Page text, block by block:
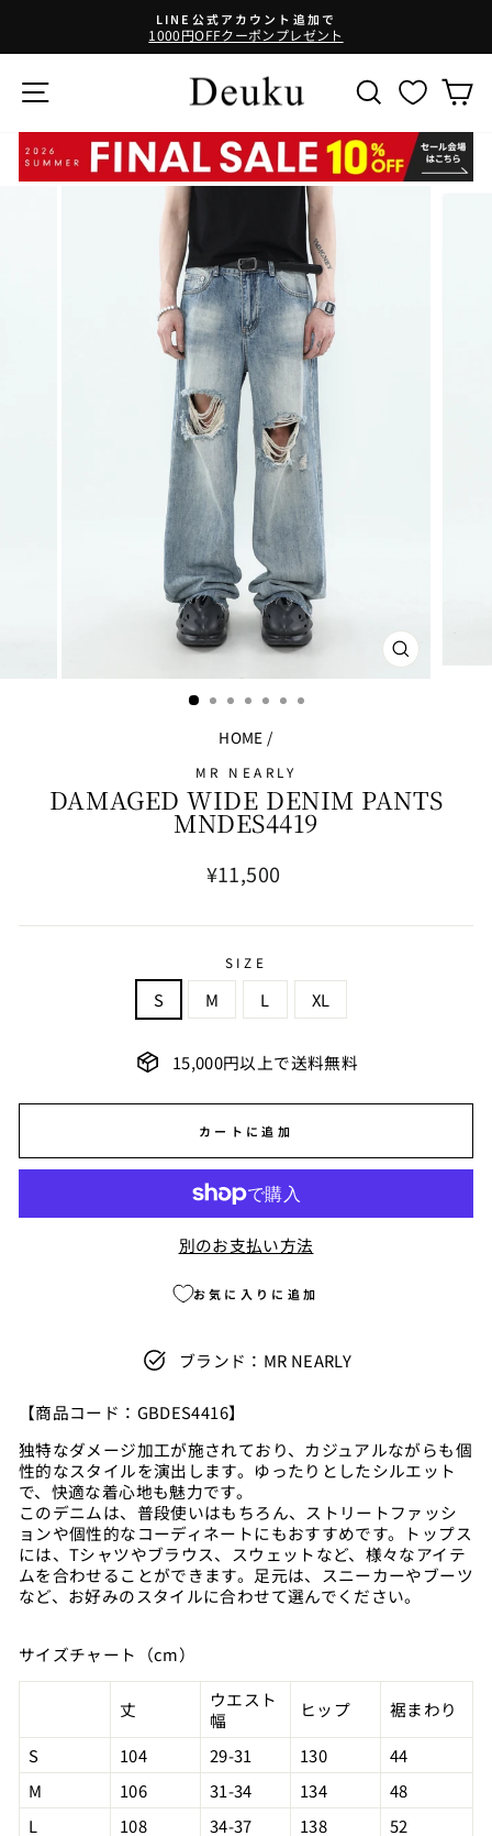
テ
LINE公式アカウント追加で
1000円OFFクーポンプレゼント
サイトナビゲーション SEARCH
閉
HOME /
MR NEARLY
DAMAGED WIDE DENIM PANTS
MNDES4419
通
格
¥11,500
SIZE
S M L XL
15,000円以上で送料無料
カートに追加
別のお支払い方法
お気に入りに追加
ブランド：MR NEARLY
【商品コード ：GBDES4416】
独特なダメージ加工が施されており、カジュアルながらも個
性的なスタイルを演出します。ゆったりとしたシルエット
で、快適な着心地も魅力です。
このデニムは、普段使いはもちろん、ストリートファッシ
ョンや個性的なコーディネートにもおすすめです。トップス
には、Tシャツやブラウス、スウェットなど、様々なアイテ
ムを合わせることができます。足元は、スニーカーやブーツ
など、お好みのスタイルに合わせて選んでください。
サイズチャート（cm）
丈
ウエスト
幅
ヒップ
裾まわり
S
104 29-31 130
44
M
106 31-34 134
48
L
108 34-37 138
52